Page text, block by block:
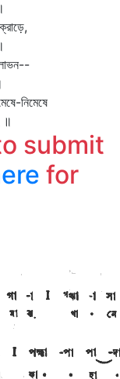
নিমেষে
॥
submit
for